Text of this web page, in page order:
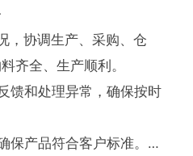
，协调生产、采购、仓
齐全、生产顺利。
馈和处理异常，确保按时
产品符合客户标准。